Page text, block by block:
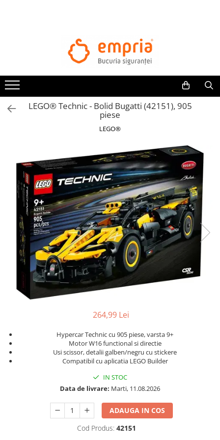
Bariere protectie pentru pat
Protectii mobilier
Banda protectie mobila copii
Sigurante pentru sertare si usi
Sigurante geamuri si usi glisante
Kituri de siguranta pentru copii si
bebelusi
Protectii casa
Protectii utile
Poarta siguranta copii
Deflectoare pentru aer conditionat
Protectii exterior
Casti antifonice pentru copii si
bebelusi
Echipament protectie bicicleta si
Accesorii auto copii
Haine & accesorii plaja
Ochelari de soare
Palarii protectie UV
LEGO® Technic - Bolid Bugatti (42151), 905
piese
LEGO®
264,99 Lei
Hypercar Technic cu 905 piese, varsta 9+
Motor W16 functional si directie
Usi scissor, detalii galben/negru cu stickere
Compatibil cu aplicatia LEGO Builder
IN STOC
Data de livrare: Marti, 11.08.2026
ADAUGA IN COS
Cod Produs: 42151